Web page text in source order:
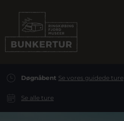
Døgnåbent Se vores guidede ture
Se alle ture